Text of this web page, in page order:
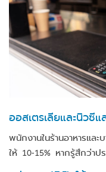
ออสเตรเลียและนิวซีแ
พนักงานในร้านอาหารและ
ให้ 10-15% หากรู้สึกว่าป